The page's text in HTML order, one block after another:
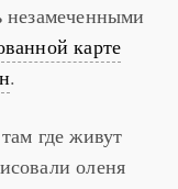
незамеченными
карте
.
где живут
оленя